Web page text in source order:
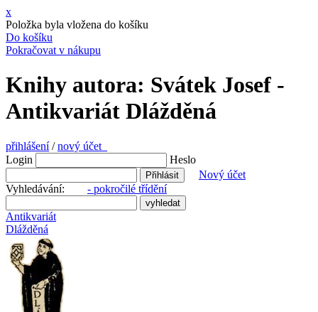
x
Položka byla vložena do košíku
Do košíku
Pokračovat v nákupu
Knihy autora: Svátek Josef -
Antikvariát Dlážděná
přihlášení/nový účet
Login
Heslo
Nový účet
Vyhledávání: - pokročilé třídění
Antikvariát
Dlážděná